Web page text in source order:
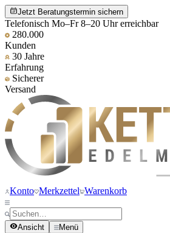
Jetzt Beratungstermin sichern
Telefonisch Mo–Fr 8–20 Uhr erreichbar
280.000
Kunden
30 Jahre
Erfahrung
Sicherer
Versand
Konto Merkzettel Warenkorb
Ansicht Menü